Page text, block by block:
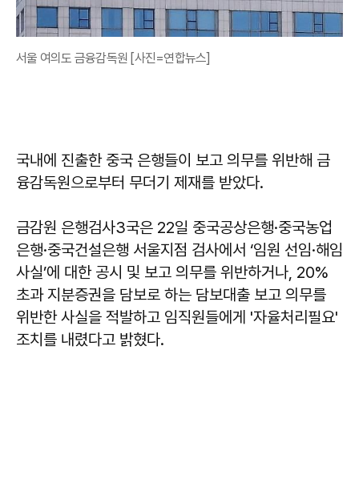
서울 여의도 금융감독원 [사진=연합뉴스]
국내에 진출한 중국 은행들이 보고 의무를 위반해 금
융감독원으로부터 무더기 제재를 받았다.
금감원 은행검사3국은 22일 중국공상은행·중국농업
은행·중국건설은행 서울지점 검사에서 ‘임원 선임·해임
사실’에 대한 공시 및 보고 의무를 위반하거나, 20%
초과 지분증권을 담보로 하는 담보대출 보고 의무를
위반한 사실을 적발하고 임직원들에게 '자율처리필요'
조치를 내렸다고 밝혔다.